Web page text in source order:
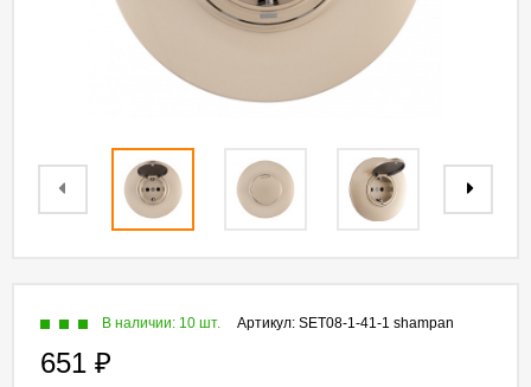
Артикул: SET08-1-41-1 shampan
В наличии: 10 шт.
651 ₽